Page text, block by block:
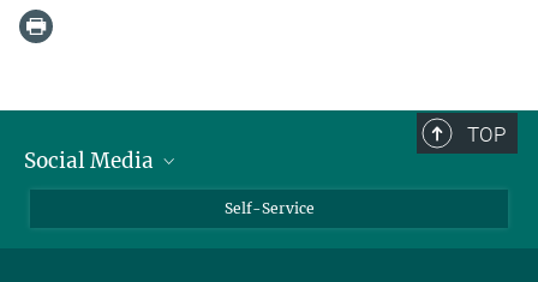
TOP
Social Media
Self-Service